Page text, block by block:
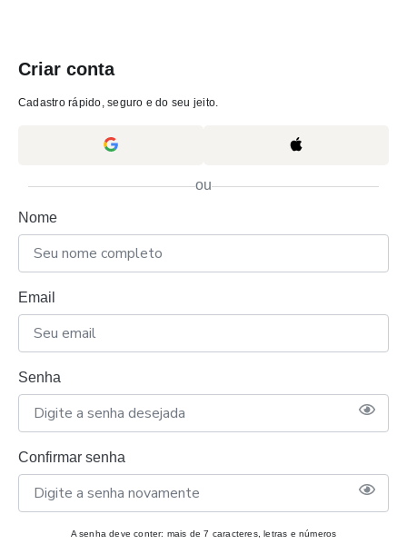
Criar conta
Cadastro rápido, seguro e do seu jeito.
ou
Nome
Email
Senha
Confirmar senha
A senha deve conter: mais de 7 caracteres, letras e números